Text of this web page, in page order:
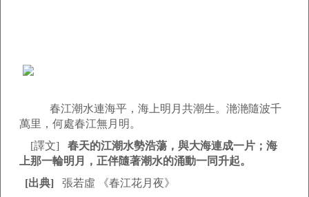
春江潮水連海平，海上明月共潮生。滟滟隨波千
萬里，何處春江無月明。
[譯文] 春天的江潮水勢浩蕩，與大海連成一片；海
上那一輪明月，正伴隨著潮水的涌動一同升起。
[出典] 張若虛 《春江花月夜》